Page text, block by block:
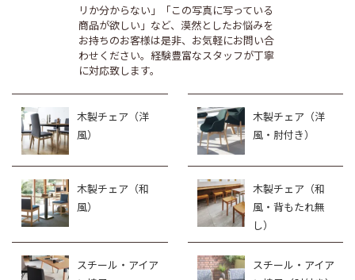
リか分からない」「この写真に写っている
商品が欲しい」など、漠然としたお悩みを
お持ちのお客様は是非、お気軽にお問い合
わせください。経験豊富なスタッフが丁寧
に対応致します。
木製チェア（洋
風）
木製チェア（洋
風・肘付き）
木製チェア（和
風）
木製チェア（和
風・背もたれ無
し）
スチール・アイア
スチール・アイア